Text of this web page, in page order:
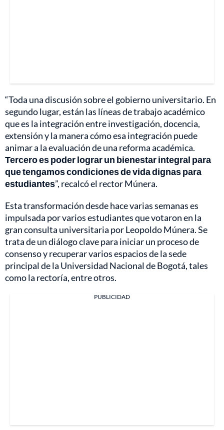
“Toda una discusión sobre el gobierno universitario. En
segundo lugar, están las líneas de trabajo académico
que es la integración entre investigación, docencia,
extensión y la manera cómo esa integración puede
animar a la evaluación de una reforma académica.
Tercero es poder lograr un bienestar integral para
que tengamos condiciones de vida dignas para
estudiantes”, recalcó el rector Múnera.
Esta transformación desde hace varias semanas es
impulsada por varios estudiantes que votaron en la
gran consulta universitaria por Leopoldo Múnera. Se
trata de un diálogo clave para iniciar un proceso de
consenso y recuperar varios espacios de la sede
principal de la Universidad Nacional de Bogotá, tales
como la rectoría, entre otros.
PUBLICIDAD